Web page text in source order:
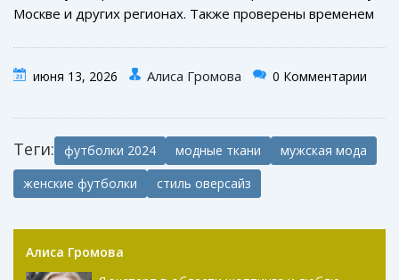
Москве и других регионах. Также проверены временем
предлагающие возврат и обмен, чтобы примерить
июня 13, 2026 Алиса Громова 0 Комментарии
Теги: футболки 2024 модные ткани
мужская мода
женские футболки
стиль оверсайз
Алиса Громова